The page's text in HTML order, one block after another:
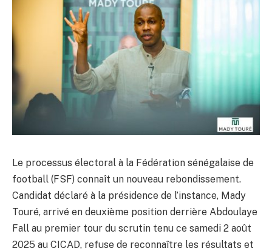
Le processus électoral à la Fédération sénégalaise de
football (FSF) connaît un nouveau rebondissement.
Candidat déclaré à la présidence de l’instance, Mady
Touré, arrivé en deuxième position derrière Abdoulaye
Fall au premier tour du scrutin tenu ce samedi 2 août
2025 au CICAD, refuse de reconnaître les résultats et